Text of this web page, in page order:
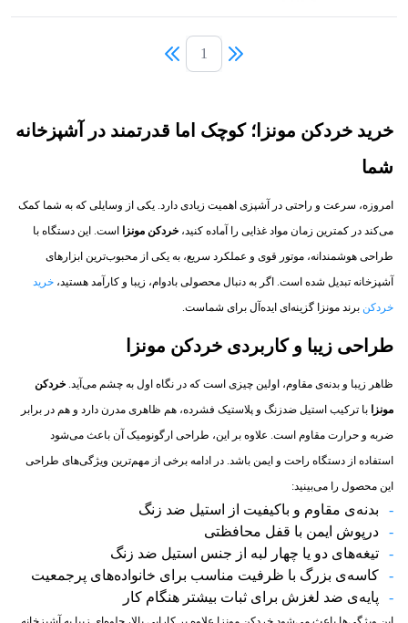
1
خرید خردکن مونزا؛ کوچک اما قدرتمند در آشپزخانه
شما
امروزه، سرعت و راحتی در آشپزی اهمیت زیادی دارد. یکی از وسایلی که به شما کمک
می‌کند در کمترین زمان مواد غذایی را آماده کنید، خردکن مونزا
است. این دستگاه با
طراحی هوشمندانه، موتور قوی و عملکرد سریع، به یکی از محبوب‌ترین ابزارهای
آشپزخانه تبدیل شده است. اگر به دنبال محصولی بادوام، زیبا و کارآمد هستید، خرید
خردکن برند مونزا گزینه‌ای ایده‌آل برای شماست.
طراحی زیبا و کاربردی خردکن مونزا
ظاهر زیبا و بدنه‌ی مقاوم، اولین چیزی است که در نگاه اول به چشم می‌آید. خردکن
مونزا
با ترکیب استیل ضدزنگ و پلاستیک فشرده، هم ظاهری مدرن دارد و هم در برابر
ضربه و حرارت مقاوم است. علاوه بر این، طراحی ارگونومیک آن باعث می‌شود
استفاده از دستگاه راحت و ایمن باشد. در ادامه برخی از مهم‌ترین ویژگی‌های طراحی
این محصول را می‌بینید:
بدنه‌ی مقاوم و باکیفیت از استیل ضد زنگ
درپوش ایمن با قفل محافظتی
تیغه‌های دو یا چهار لبه از جنس استیل ضد زنگ
کاسه‌ی بزرگ با ظرفیت مناسب برای خانواده‌های پرجمعیت
پایه‌ی ضد لغزش برای ثبات بیشتر هنگام کار